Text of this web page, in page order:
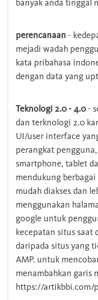
banyak anda tinggal
perencanaan -
mejadi wadah
kata pribahasa
dengan data yang
Teknologi 2.0 - 4.0-
dan terknologi 2.0
UI/user interface
perangkat
smartphone, tablet
mendukung
mudah diakses dan
menggunakan
google untuk
kecepatan situs saat
daripada situs yang
AMP. untuk
menambahkan garis
https://artikbbi.com/